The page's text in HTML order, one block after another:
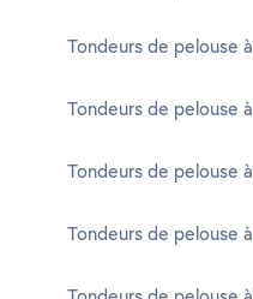
Tondeurs de pelouse
Tondeurs de pelouse
Tondeurs de pelouse
Tondeurs de pelouse